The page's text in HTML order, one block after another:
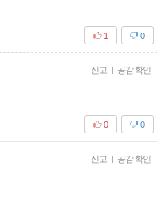
0
1
신고 | 공감 확인
0
0
신고 | 공감 확인